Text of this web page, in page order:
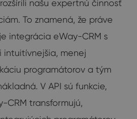
našu expertnú činnosť
To znamená, že práve
integrácia eWay-CRM s
intuitívnejšia, menej
programátorov a tým
V API sú funkcie,
CRM transformujú,